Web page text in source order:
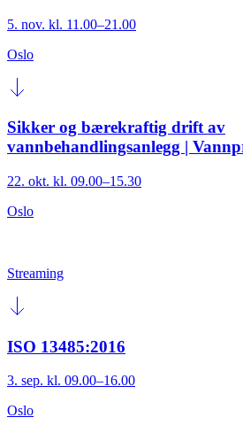
5. nov. kl. 11.00–21.00
Oslo
Sikker og bærekraftig drift av
vannbehandlingsanlegg |
22. okt. kl. 09.00–15.30
Oslo
Streaming
ISO 13485:2016
3. sep. kl. 09.00–16.00
Oslo